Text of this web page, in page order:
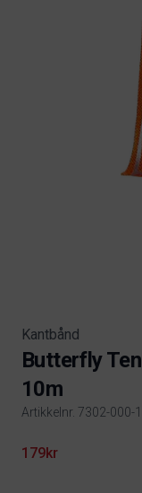
Kantbånd
Butterfly
10m
Artikkelnr. 7302-000-
Product information
179kr